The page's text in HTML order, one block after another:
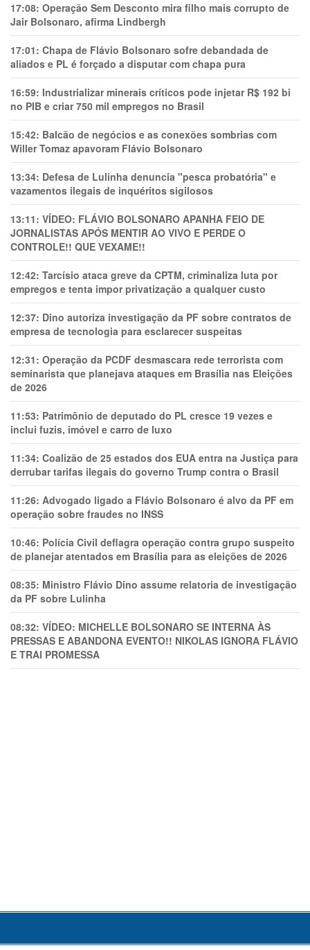
17:08: Operação Sem Desconto mira filho mais corrupto de
Jair Bolsonaro, afirma Lindbergh
17:01: Chapa de Flávio Bolsonaro sofre debandada de
aliados e PL é forçado a disputar com chapa pura
16:59: Industrializar minerais críticos pode injetar R$ 192 bi
no PIB e criar 750 mil empregos no Brasil
15:42: Balcão de negócios e as conexões sombrias com
Willer Tomaz apavoram Flávio Bolsonaro
13:34: Defesa de Lulinha denuncia "pesca probatória" e
vazamentos ilegais de inquéritos sigilosos
13:11: VÍDEO: FLÁVIO BOLSONARO APANHA FEIO DE
JORNALISTAS APÓS MENTIR AO VIVO E PERDE O
CONTROLE!! QUE VEXAME!!
12:42: Tarcísio ataca greve da CPTM, criminaliza luta por
empregos e tenta impor privatização a qualquer custo
12:37: Dino autoriza investigação da PF sobre contratos de
empresa de tecnologia para esclarecer suspeitas
12:31: Operação da PCDF desmascara rede terrorista com
seminarista que planejava ataques em Brasília nas Eleições
de 2026
11:53: Patrimônio de deputado do PL cresce 19 vezes e
inclui fuzis, imóvel e carro de luxo
11:34: Coalizão de 25 estados dos EUA entra na Justiça para
derrubar tarifas ilegais do governo Trump contra o Brasil
11:26: Advogado ligado a Flávio Bolsonaro é alvo da PF em
operação sobre fraudes no INSS
10:46: Polícia Civil deflagra operação contra grupo suspeito
de planejar atentados em Brasília para as eleições de 2026
08:35: Ministro Flávio Dino assume relatoria de investigação
da PF sobre Lulinha
08:32: VÍDEO: MICHELLE BOLSONARO SE INTERNA ÀS
PRESSAS E ABANDONA EVENTO!! NIKOLAS IGNORA FLÁVIO
E TRAl PROMESSA